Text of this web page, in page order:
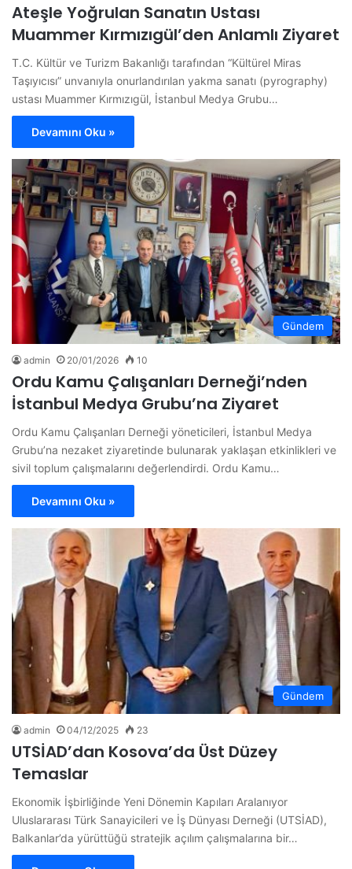
Ateşle Yoğrulan Sanatın Ustası
Muammer Kırmızıgül’den Anlamlı Ziyaret
T.C. Kültür ve Turizm Bakanlığı tarafından “Kültürel Miras
Taşıyıcısı” unvanıyla onurlandırılan yakma sanatı (pyrography)
ustası Muammer Kırmızıgül, İstanbul Medya Grubu…
Devamını Oku »
Gündem
admin 20/01/2026 10
Ordu Kamu Çalışanları Derneği’nden
İstanbul Medya Grubu’na Ziyaret
Ordu Kamu Çalışanları Derneği yöneticileri, İstanbul Medya
Grubu’na nezaket ziyaretinde bulunarak yaklaşan etkinlikleri ve
sivil toplum çalışmalarını değerlendirdi. Ordu Kamu…
Devamını Oku »
Gündem
admin 04/12/2025 23
UTSİAD’dan Kosova’da Üst Düzey
Temaslar
Ekonomik İşbirliğinde Yeni Dönemin Kapıları Aralanıyor
Uluslararası Türk Sanayicileri ve İş Dünyası Derneği (UTSİAD),
Balkanlar’da yürüttüğü stratejik açılım çalışmalarına bir…